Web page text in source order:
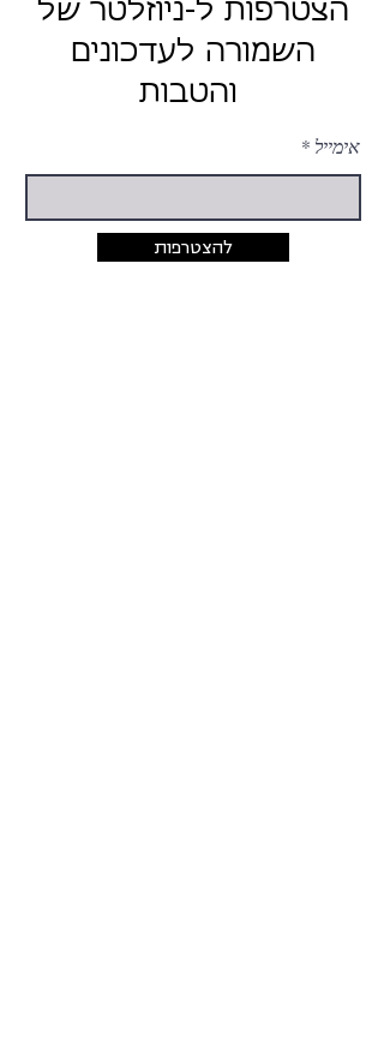
הצטרפות ל-ניוזלטר של
השמורה לעדכונים
אימייל
להצטרפות